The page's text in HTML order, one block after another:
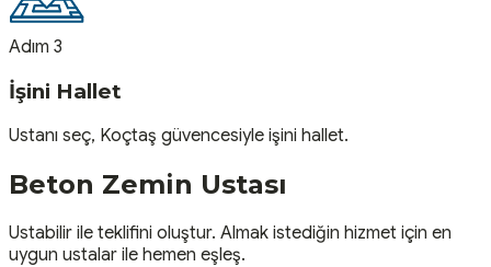
Adım 3
İşini Hallet
Ustanı seç, Koçtaş güvencesiyle işini hallet.
Beton Zemin Ustası
Ustabilir ile teklifini oluştur. Almak istediğin hizmet için en
uygun ustalar ile hemen eşleş.